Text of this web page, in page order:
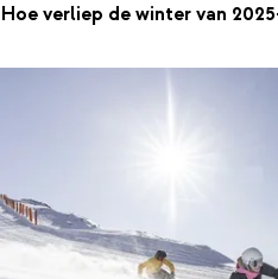
Hoe verliep de winter van